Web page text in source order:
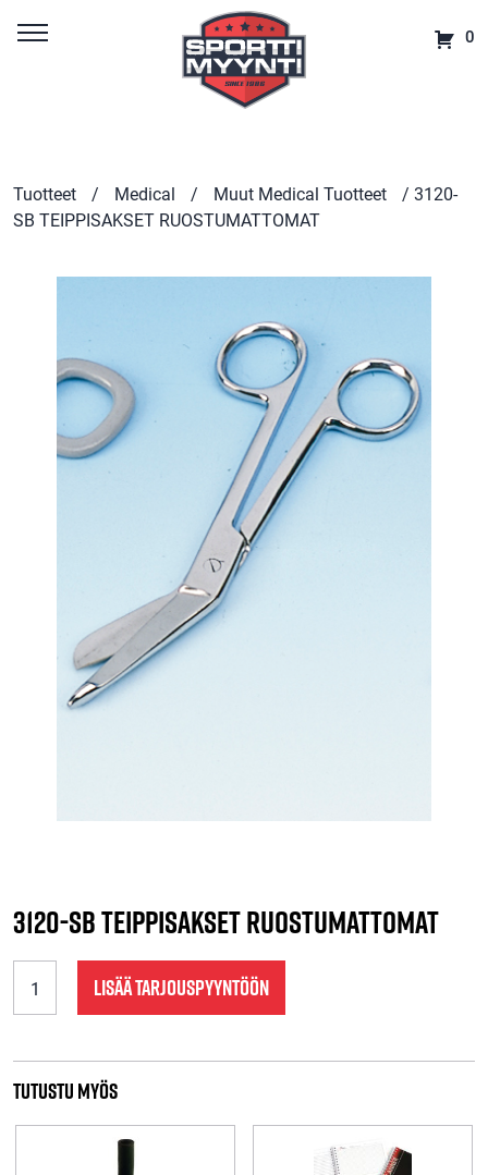
0
Tuotteet / Medical / Muut Medical Tuotteet
/ 3120-
SB TEIPPISAKSET RUOSTUMATTOMAT
3120-SB TEIPPISAKSET RUOSTUMATTOMAT
TEIPPISAKSET
LISÄÄ TARJOUSPYYNTÖÖN
Tutustu myös